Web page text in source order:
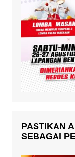
PASTIKAN
SEBAGAI